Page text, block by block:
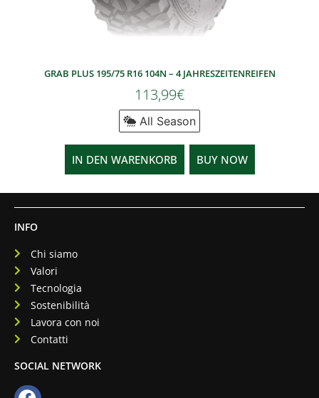
GRAB PLUS 195/75 R16 104N – 4 JAHRESZEITENREIFEN
113,99€
All Season
IN DEN WARENKORB BUY NOW
INFO
Chi siamo
Valori
Tecnologia
Sostenibilità
Lavora con noi
Contatti
SOCIAL NETWORK